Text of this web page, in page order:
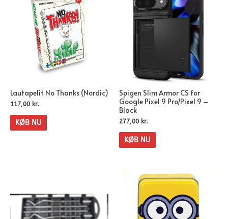
Lautapelit No Thanks (Nordic)
117,00 kr.
KØB NU
Spigen Slim Armor CS for
Google Pixel 9 Pro/Pixel 9 –
Black
277,00 kr.
KØB NU